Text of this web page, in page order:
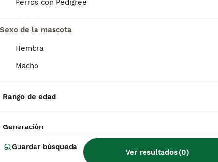
Perros con Pedigree
Sexo de la mascota
Hembra
Macho
Rango de edad
Generación
Guardar búsqueda
Ver resultados(0)
¿Son cariñosos los Jack
Russell?
¿Qué enfermedades sufren